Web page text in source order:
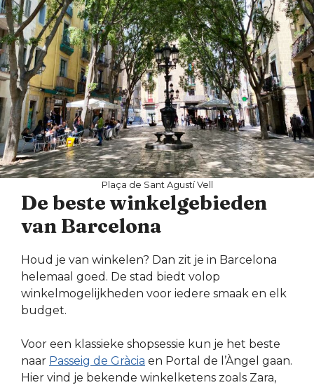
Plaça de Sant Agustí Vell
De beste winkelgebieden
van Barcelona
Houd je van winkelen? Dan zit je in Barcelona
helemaal goed. De stad biedt volop
winkelmogelijkheden voor iedere smaak en elk
budget.
Voor een klassieke shopsessie kun je het beste
naar Passeig de Gràcia en Portal de l’Àngel gaan.
Hier vind je bekende winkelketens zoals Zara,